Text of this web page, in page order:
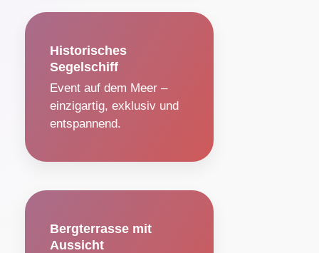
Historisches
Segelschiff
Event auf dem Meer –
einzigartig, exklusiv und
entspannend.
Bergterrasse mit
Aussicht